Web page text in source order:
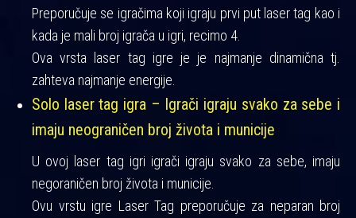
Preporučuje se igračima koji igraju prvi put laser tag kao i
kada je mali broj igrača u igri, recimo 4.
Ova vrsta laser tag igre je je najmanje dinamična tj.
zahteva najmanje energije.
Solo laser tag igra – Igrači igraju svako za sebe i
imaju neograničen broj života i municije
U ovoj laser tag igri igrači igraju svako za sebe, imaju
negoraničen broj života i municije.
Ovu vrstu igre Laser Tag preporučuje za neparan broj